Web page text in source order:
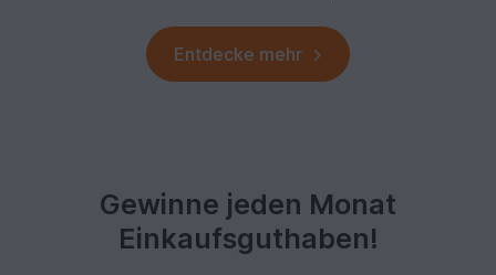
Entdecke mehr
Gewinne jeden Monat
Einkaufsguthaben!